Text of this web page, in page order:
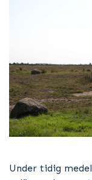
Under tidig